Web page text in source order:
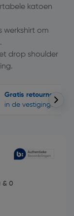
katoen
werkshirt om
drop shoulder
Gratis retourneren
in de vestigingen
& 0